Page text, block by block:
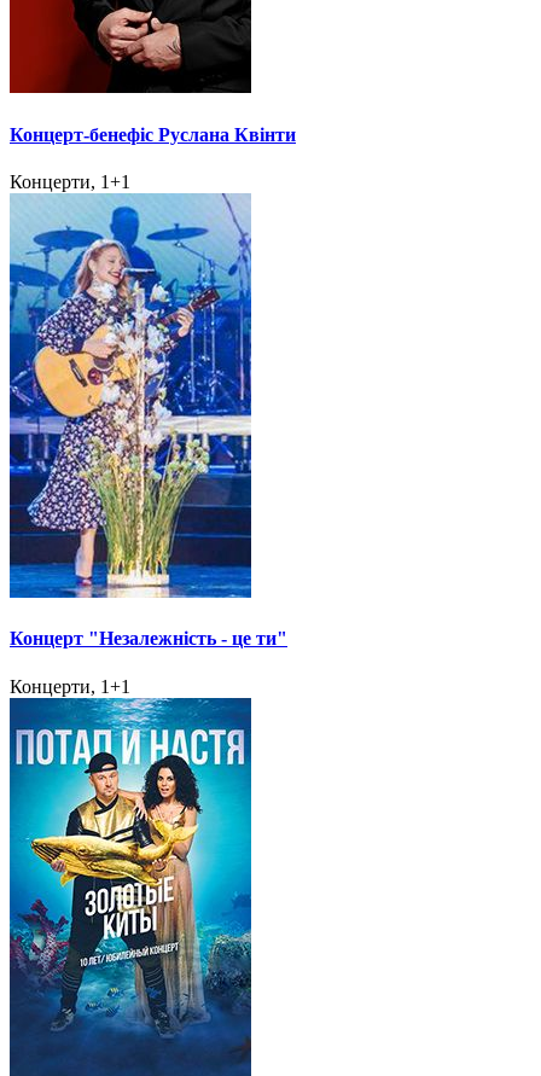
Концерт-бенефіс Руслана Квінти
Концерти, 1+1
Концерт "Незалежність - це ти"
Концерти, 1+1